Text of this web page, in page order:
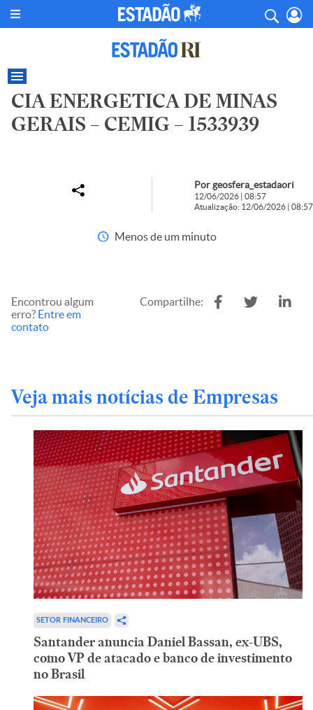
CIA ENERGETICA DE MINAS
GERAIS – CEMIG – 1533939
Por geosfera_estadaori
12/06/2026 | 08:57
Atualização: 12/06/2026 | 08:57
Menos de um minuto
Encontrou algum
erro? Entre em
contato
Compartilhe:
Veja mais notícias de Empresas
SETOR FINANCEIRO
Santander anuncia Daniel Bassan, ex-UBS,
como VP de atacado e banco de investimento
no Brasil